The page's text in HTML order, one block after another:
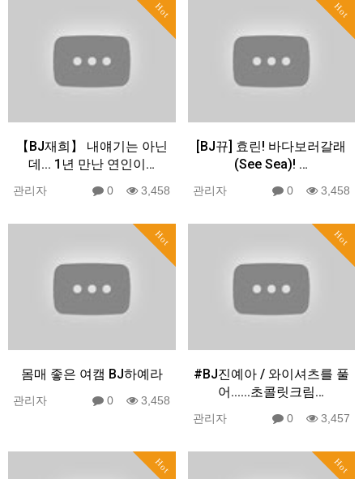
Hot
【BJ재희】 내얘기는 아닌
데... 1년 만난 연인이…
관리자 0 3,458
Hot
[BJ뀨] 효린! 바다보러갈래
(See Sea)! …
관리자 0 3,458
Hot
몸매 좋은 여캠 BJ하예라
관리자 0 3,458
Hot
#BJ진예아 / 와이셔츠를 풀
어......초콜릿크림…
관리자 0 3,457
Hot Hot